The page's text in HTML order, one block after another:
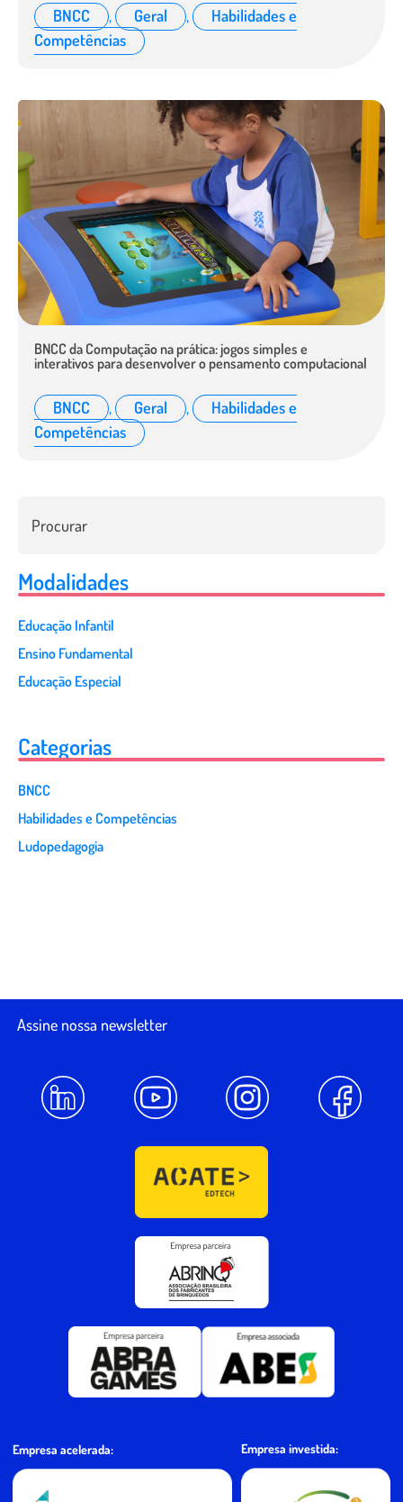
BNCC , Geral ,
Habilidades e
Competências
BNCC da Computação na prática: jogos simples e
interativos para desenvolver o pensamento computacional
BNCC , Geral ,
Habilidades e
Competências
Modalidades
Educação Infantil
Ensino Fundamental
Educação Especial
Categorias
BNCC
Habilidades e Competências
Ludopedagogia
Assine nossa newsletter
Empresa acelerada: Empresa investida: